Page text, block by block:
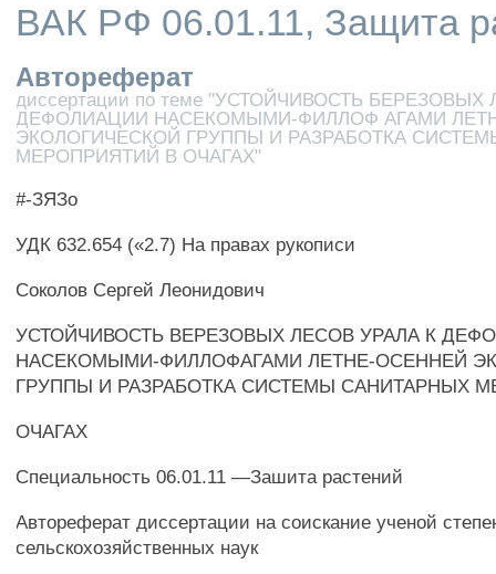
ВАК РФ 06.01.11, Защита
Автореферат
диссертации по теме "УСТОЙЧИВОСТЬ
ДЕФОЛИАЦИИ НАСЕКОМЫМИ-ФИЛЛОФ АГАМИ
ЭКОЛОГИЧЕСКОЙ ГРУППЫ И РАЗРАБОТКА
МЕРОПРИЯТИЙ В ОЧАГАХ"
#-ЗЯЗо
УДК 632.654 («2.7) На правах рукописи
Соколов Сергей Леонидович
УСТОЙЧИВОСТЬ ВЕРЕЗОВЫХ ЛЕСОВ УРАЛА К
НАСЕКОМЫМИ-ФИЛЛОФАГАМИ ЛЕТНЕ-ОСЕННЕЙ
ГРУППЫ И РАЗРАБОТКА СИСТЕМЫ САНИТАРНЫХ
ОЧАГАХ
Специальность 06.01.11 —Зашита растений
Автореферат диссертации на соискание ученой
сельскохозяйственных наук